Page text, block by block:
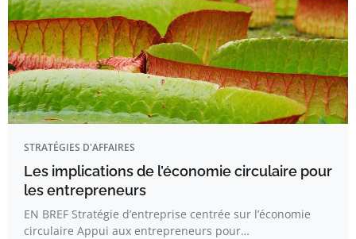
STRATÉGIES D'AFFAIRES
Les implications de l’économie circulaire pour
les entrepreneurs
EN BREF Stratégie d’entreprise centrée sur l’économie
circulaire Appui aux entrepreneurs pour…